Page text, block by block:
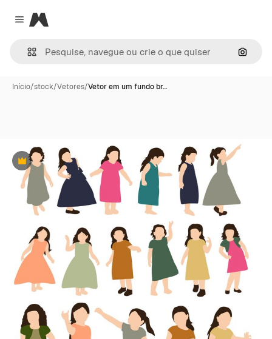
Close menu
Magnific
Início/stock/Vetores/Vetor em um fundo br…
Premium